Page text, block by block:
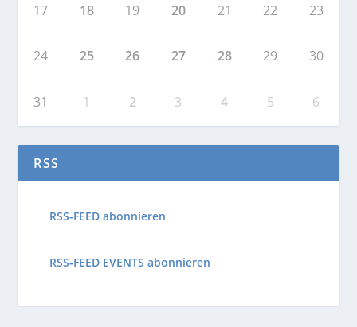
17 18 19 20 21 22 23
24 25 26 27 28 29 30
31 1 2 3 4 5 6
RSS
RSS-FEED abonnieren
RSS-FEED EVENTS abonnieren